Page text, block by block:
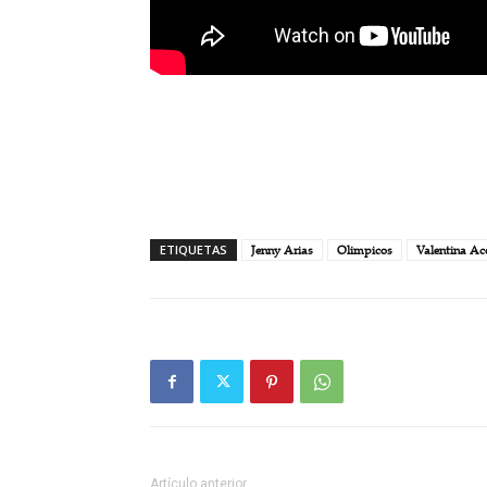
ETIQUETAS Jenny Arias Olimpicos Valentina
Artículo anterior